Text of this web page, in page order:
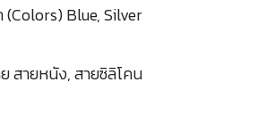
(Colors) Blue, Silver
สายหนัง, สายซิลิโคน